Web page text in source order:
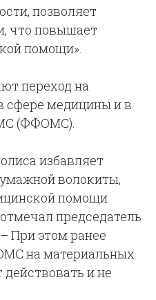
позволяет
что повышает
помощи».
переход на
сфере медицины и в
(ФФОМС).
избавляет
волокиты,
помощи
председатель
При этом ранее
на материальных
и не